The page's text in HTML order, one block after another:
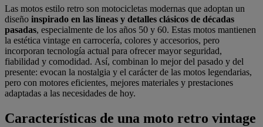
Las motos estilo retro son motocicletas modernas que adoptan un
diseño inspirado en las líneas y detalles clásicos de décadas
pasadas, especialmente de los años 50 y 60. Estas motos mantienen
la estética vintage en carrocería, colores y accesorios, pero
incorporan tecnología actual para ofrecer mayor seguridad,
fiabilidad y comodidad. Así, combinan lo mejor del pasado y del
presente: evocan la nostalgia y el carácter de las motos legendarias,
pero con motores eficientes, mejores materiales y prestaciones
adaptadas a las necesidades de hoy.
Características de una moto retro vintage